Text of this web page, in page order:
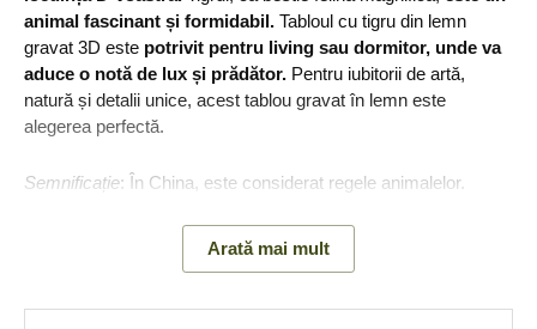
animal fascinant și formidabil. Tabloul cu tigru din lemn
gravat 3D este potrivit pentru living sau dormitor, unde va
aduce o notă de lux și prădător. Pentru iubitorii de artă,
natură și detalii unice, acest tablou gravat în lemn este
alegerea perfectă.
Semnificație: În China, este considerat regele animalelor.
este măreț, frumos și terifiant în natură.
Arată mai mult